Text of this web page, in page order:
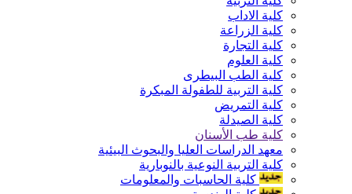
كلية الاداب
كلية الزراعة
كلية التجارة
كلية العلوم
كلية الطب البيطرى
كلية التربية للطفولة المبكرة
كلية التمريض
كلية الصيدلة
كلية طب الأسنان
معهد الدراسات العليا والبحوث البيئية
كلية التربية النوعية بالنوبارية
كلية الحاسبات والمعلومات